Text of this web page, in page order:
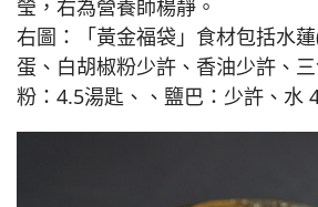
瑩，右為營養師楊靜。
右圖：「黃金福袋」食材包括水
蛋、白胡椒粉少許、香油少許、
粉：4.5湯匙、、鹽巴：少許、水